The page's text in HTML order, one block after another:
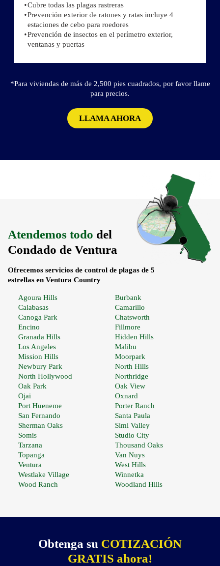
Cubre todas las plagas rastreras
Prevención exterior de ratones y ratas incluye 4
estaciones de cebo para roedores
Prevención de insectos en el perímetro exterior,
ventanas y puertas
*Para viviendas de más de 2,500 pies cuadrados, por favor llame
para precios.
LLAMA AHORA
Atendemos todo del
Condado de Ventura
Ofrecemos servicios de control de plagas de 5
estrellas en Ventura Country
Agoura Hills
Burbank
Calabasas
Camarillo
Canoga Park
Chatsworth
Encino
Fillmore
Granada Hills
Hidden Hills
Los Angeles
Malibu
Mission Hills
Moorpark
Newbury Park
North Hills
North Hollywood
Northridge
Oak Park
Oak View
Ojai
Oxnard
Port Hueneme
Porter Ranch
San Fernando
Santa Paula
Sherman Oaks
Simi Valley
Somis
Studio City
Tarzana
Thousand Oaks
Topanga
Van Nuys
Ventura
West Hills
Westlake Village
Winnetka
Wood Ranch
Woodland Hills
Obtenga su COTIZACIÓN
GRATIS ahora!